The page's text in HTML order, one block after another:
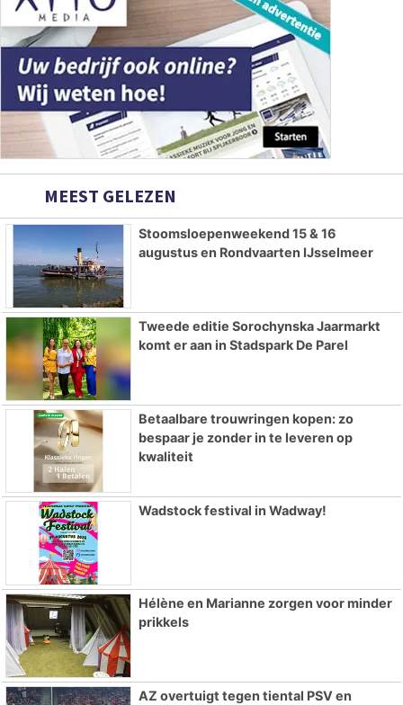
MEEST GELEZEN
Stoomsloepenweekend 15 & 16
augustus en Rondvaarten IJsselmeer
Tweede editie Sorochynska Jaarmarkt
komt er aan in Stadspark De Parel
Betaalbare trouwringen kopen: zo
bespaar je zonder in te leveren op
kwaliteit
Wadstock festival in Wadway!
Hélène en Marianne zorgen voor minder
prikkels
AZ overtuigt tegen tiental PSV en